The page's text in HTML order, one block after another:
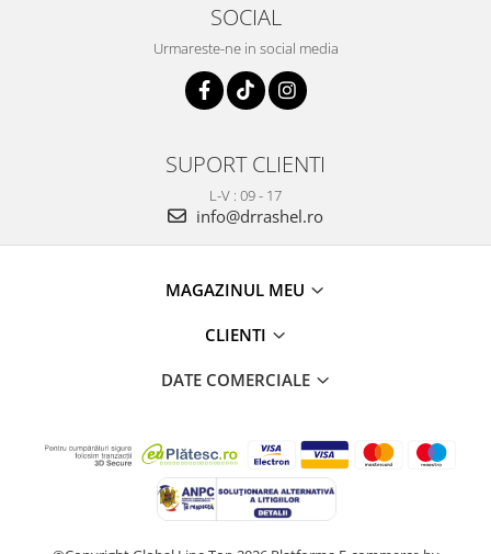
SOCIAL
Urmareste-ne in social media
SUPORT CLIENTI
L-V : 09 - 17
info@drrashel.ro
MAGAZINUL MEU
CLIENTI
DATE COMERCIALE